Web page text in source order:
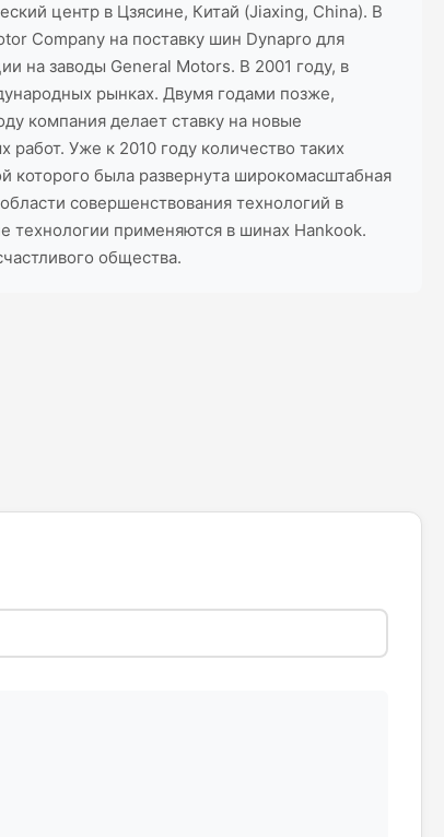
центр в Цзясине, Китай (Jiaxing, China). В
Company на поставку шин Dynapro для
на заводы General Motors. В 2001 году, в
рынках. Двумя годами позже,
компания делает ставку на новые
Уже к 2010 году количество таких
которого была развернута широкомасштабная
совершенствования технологий в
технологии применяются в шинах Hankook.
общества.